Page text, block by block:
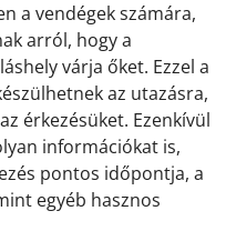
a vendégek számára,
arról, hogy a
várja őket. Ezzel a
az utazásra,
érkezésüket. Ezenkívül
információkat is,
pontos időpontja, a
egyéb hasznos